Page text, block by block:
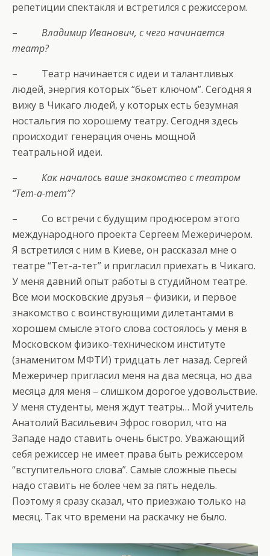
репетиции спектакля и встретился с режиссером.
– Владимир Иванович, с чего начинается
театр?
– Театр начинается с идеи и талантливых
людей, энергия которых “бьет ключом”. Сегодня я
вижу в Чикаго людей, у которых есть безумная
ностальгия по хорошему театру. Сегодня здесь
происходит генерация очень мощной
театральной идеи.
– Как началось ваше знакомство с театром
“Тет-а-тет”?
– Со встречи с будущим продюсером этого
международного проекта Сергеем Межеричером.
Я встретился с ним в Киеве, он рассказал мне о
театре “Тет-а-тет” и пригласил приехать в Чикаго.
У меня давний опыт работы в студийном театре.
Все мои московские друзья – физики, и первое
знакомство с воинствующими дилетантами в
хорошем смысле этого слова состоялось у меня в
Московском физико-техническом институте
(знаменитом МФТИ) тридцать лет назад. Сергей
Межеричер пригласил меня на два месяца, но два
месяца для меня – слишком дорогое удовольствие.
У меня студенты, меня ждут театры… Мой учитель
Анатолий Васильевич Эфрос говорил, что на
Западе надо ставить очень быстро. Уважающий
себя режиссер не имеет права быть режиссером
“вступительного слова”. Самые сложные пьесы
надо ставить не более чем за пять недель.
Поэтому я сразу сказал, что приезжаю только на
месяц. Так что времени на раскачку не было.